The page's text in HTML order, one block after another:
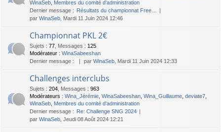
WinaSeb Membres du comité d'administration
Dernier message : Résultats du championnat Free…
par WinaSeb , Mardi 11 Juin 2024 12:46
Championnat PKL 2€
Sujets : 77 Messages : 125
Modérateur : WinaSabeeshan
Dernier message :
par WinaSeb , Mardi 11 Juin 2024 12:33
Challenges interclubs
Sujets : 204 Messages : 963
Modérateurs : Wina_Jérémie WinaSabeeshan Wina_Guillaume deviate7
WinaSeb Membres du comité d'administration
Dernier message : Re: Challenge SNG 2024
par WinaSeb , Jeudi 08 Août 2024 12:21